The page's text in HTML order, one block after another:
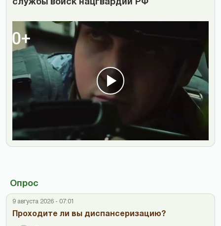
службы войск нацгвардии РФ
Опрос
9 августа 2026 - 07:01
Проходите ли вы диспансеризацию?